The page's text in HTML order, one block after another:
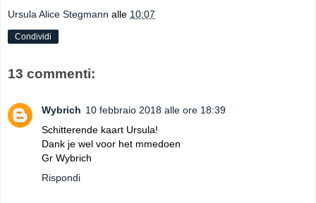
Ursula Alice Stegmann alle 10:07
Condividi
13 commenti:
Wybrich 10 febbraio 2018 alle ore 18:39
Schitterende kaart Ursula!
Dank je wel voor het mmedoen
Gr Wybrich
Rispondi